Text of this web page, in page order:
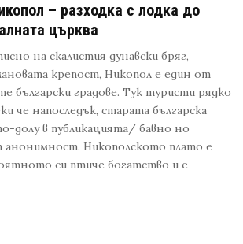
– разходка с лодка до
църква
на скалистия дунавски бряг,
крепост, Никопол е един от
български градове. Тук туристи рядко
че напоследък, старата българска
долу в публикацията/ бавно но
анонимност. Никополското плато е
си птиче богатство и е